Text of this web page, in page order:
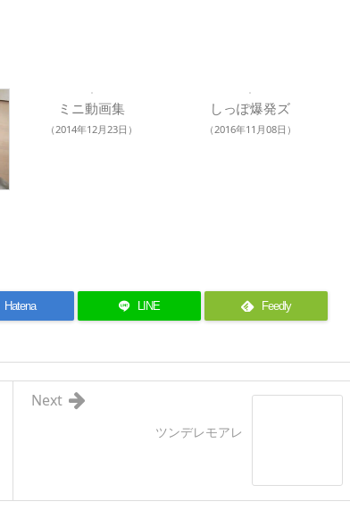
ミニ動画集
（2014年12月23日）
しっぽ爆発ズ
（2016年11月08日）
Hatena LINE Feedly
ツンデレモアレ
Next